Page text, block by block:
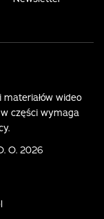
wideo
części wymaga
O. 2026